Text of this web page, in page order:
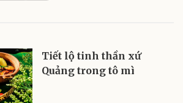
Tiết lộ tinh thần xứ
Quảng trong tô mì